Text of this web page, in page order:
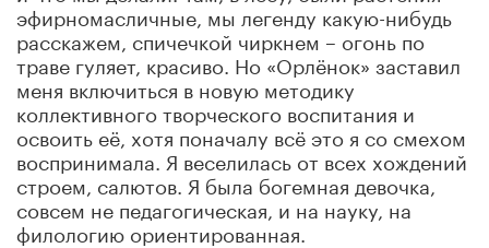
эфирномасличные, мы легенду какую-нибудь
расскажем, спичечкой чиркнем – огонь по
траве гуляет, красиво. Но «Орлёнок» заставил
меня включиться в новую методику
коллективного творческого воспитания и
освоить её, хотя поначалу всё это я со смехом
воспринимала. Я веселилась от всех хождений
строем, салютов. Я была богемная девочка,
совсем не педагогическая, и на науку, на
филологию ориентированная.